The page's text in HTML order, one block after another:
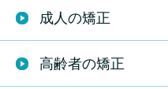
成人の矯正
高齢者の矯正